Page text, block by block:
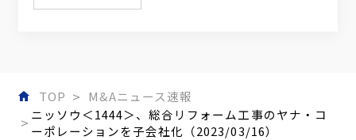
TOP
M&Aニュース速報
ニッソウ＜1444＞、総合リフォーム工事のヤナ・コ
ーポレーションを子会社化（2023/03/16）